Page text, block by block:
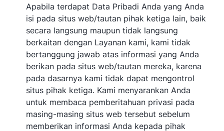
Apabila terdapat Data Pribadi Anda yang Anda
isi pada situs web/tautan pihak ketiga lain, baik
secara langsung maupun tidak langsung
berkaitan dengan Layanan kami, kami tidak
bertanggung jawab atas informasi yang Anda
berikan pada situs web/tautan mereka, karena
pada dasarnya kami tidak dapat mengontrol
situs pihak ketiga. Kami menyarankan Anda
untuk membaca pemberitahuan privasi pada
masing-masing situs web tersebut sebelum
memberikan informasi Anda kepada pihak